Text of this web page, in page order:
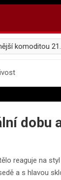
21.
dobu
reaguje na
a s hlavou